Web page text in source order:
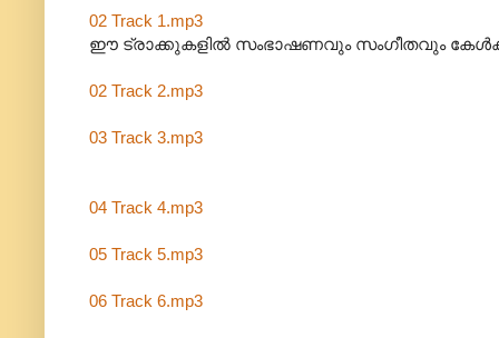
02 Track 1.mp3
ഈ ട്രാക്കുകളിൽ സംഭാഷണവും സംഗീതവും
02 Track 2.mp3
03 Track 3.mp3
04 Track 4.mp3
05 Track 5.mp3
06 Track 6.mp3